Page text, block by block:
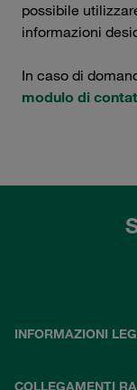
possibile
informazioni
In caso di
modulo di
INFORMAZIONI
COLLEGAMENTI